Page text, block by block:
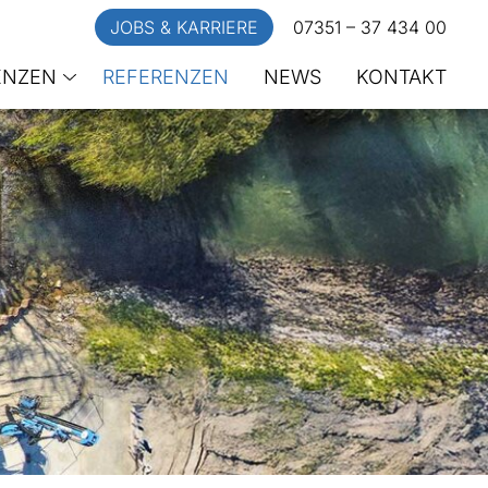
JOBS & KARRIERE 07351 – 37 434 00
REFERENZEN NEWS KONTAKT